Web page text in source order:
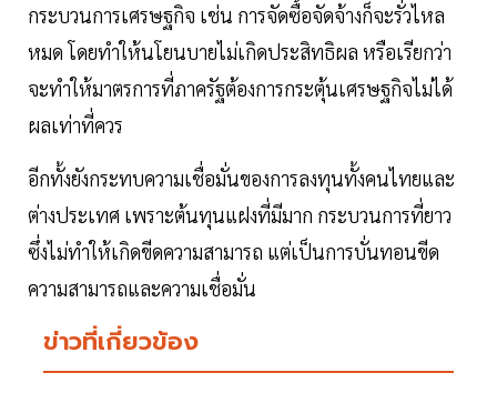
กระบวนการเศรษฐกิจ เช่น การจัดซื้อจัดจ้างก็จะรั่วไหล
หมด โดยทำให้นโยนบายไม่เกิดประสิทธิผล หรือเรียกว่า
จะทำให้มาตรการที่ภาครัฐต้องการกระตุ้นเศรษฐกิจไม่ได้
ผลเท่าที่ควร
อีกทั้งยังกระทบความเชื่อมั่นของการลงทุนทั้งคนไทยและ
ต่างประเทศ เพราะต้นทุนแฝงที่มีมาก กระบวนการที่ยาว
ซึ่งไม่ทำให้เกิดขีดความสามารถ แต่เป็นการบั่นทอนขีด
ความสามารถและความเชื่อมั่น
ข่าวที่เกี่ยวข้อง